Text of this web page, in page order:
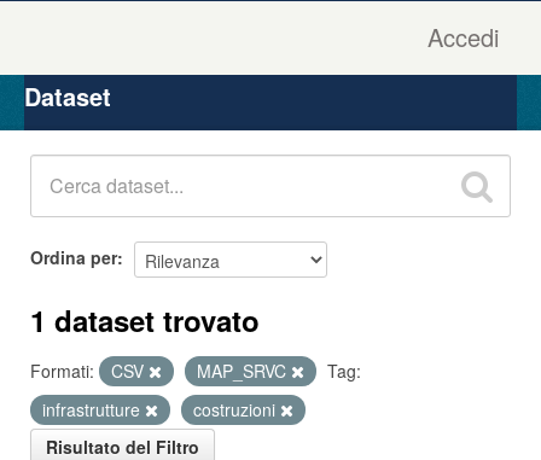
Accedi
Organizzazioni
Gruppi
Dataset
Ordina per
1 dataset trovato
Formati: CSV MAP_SRVC
Tag:
infrastrutture
costruzioni
Risultato del Filtro